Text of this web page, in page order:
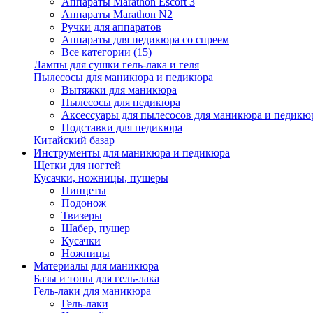
Аппараты Marathon N2
Ручки для аппаратов
Аппараты для педикюра со спреем
Все категории (15)
Лампы для сушки гель-лака и геля
Пылесосы для маникюра и педикюра
Вытяжки для маникюра
Пылесосы для педикюра
Аксессуары для пылесосов для маникюра и
Подставки для педикюра
Китайский базар
Инструменты для маникюра и педикюра
Щетки для ногтей
Кусачки, ножницы, пушеры
Пинцеты
Подонож
Твизеры
Шабер, пушер
Кусачки
Ножницы
Материалы для маникюра
Базы и топы для гель-лака
Гель-лаки для маникюра
Гель-лаки